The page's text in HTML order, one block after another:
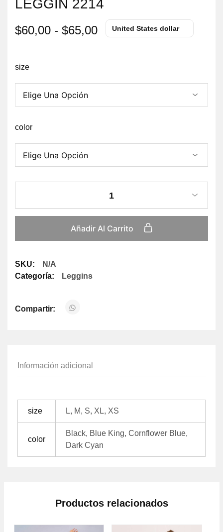
LEGGIN 2214
$60,00 - $65,00 United States dollar
size
color
1
Añadir Al Carrito
SKU:
N/A
Categoría:
Leggins
Compartir:
Información adicional
size L, M, S, XL, XS
color
Black, Blue King, Cornflower Blue,
Dark Cyan
Productos relacionados